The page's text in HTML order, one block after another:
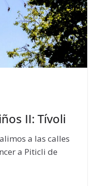
II: Tívoli
a las calles
a Piticli de